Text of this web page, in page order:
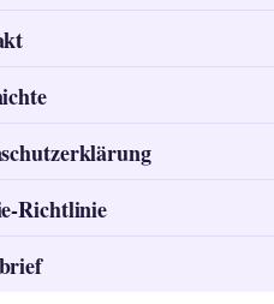
Richtlinie